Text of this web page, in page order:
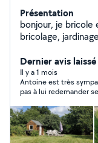
Présentation
bonjour, je
bricolage,
Dernier avis
Il y a 1 mois
Antoine est très
pas à lui redemander